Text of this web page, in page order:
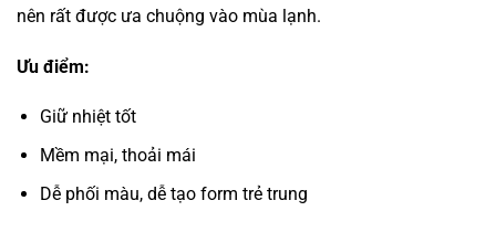
nên rất được ưa chuộng vào mùa lạnh.
Ưu điểm:
Giữ nhiệt tốt
Mềm mại, thoải mái
Dễ phối màu, dễ tạo form trẻ trung